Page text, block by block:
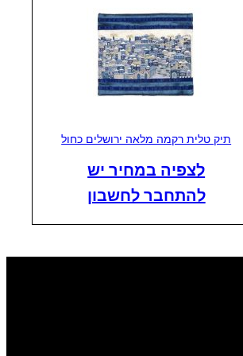
תיק טלית רקמה מלאה ירושלים כחול
לצפיה במחיר יש
להתחבר לחשבון